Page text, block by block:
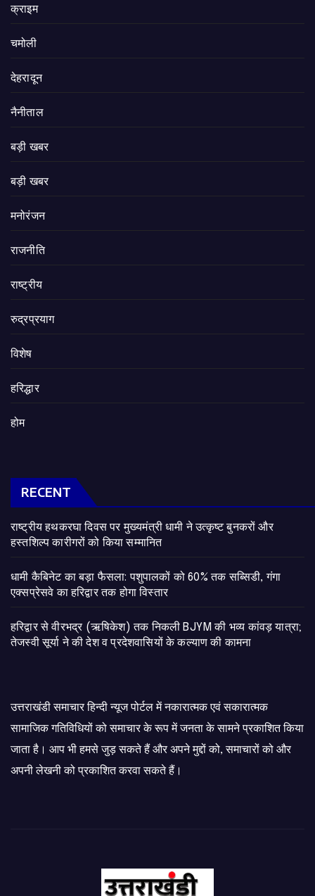
क्राइम
चमोली
देहरादून
नैनीताल
बड़ी खबर
बड़ी खबर
मनोरंजन
राजनीति
राष्ट्रीय
रुद्रप्रयाग
विशेष
हरिद्धार
होम
RECENT
राष्ट्रीय हथकरघा दिवस पर मुख्यमंत्री धामी ने उत्कृष्ट बुनकरों और
हस्तशिल्प कारीगरों को किया सम्मानित
​धामी कैबिनेट का बड़ा फैसला: पशुपालकों को 60% तक सब्सिडी, गंगा
एक्सप्रेसवे का हरिद्वार तक होगा विस्तार
​हरिद्वार से वीरभद्र (ऋषिकेश) तक निकली BJYM की भव्य कांवड़ यात्रा;
तेजस्वी सूर्या ने की देश व प्रदेशवासियों के कल्याण की कामना
उत्तराखंडी समाचार हिन्दी न्यूज पोर्टल में नकारात्मक एवं सकारात्मक
सामाजिक गतिविधियों को समाचार के रूप में जनता के सामने प्रकाशित किया
जाता है। आप भी हमसे जुड़ सकते हैं और अपने मुद्दों को, समाचारों को और
अपनी लेखनी को प्रकाशित करवा सकते हैं।